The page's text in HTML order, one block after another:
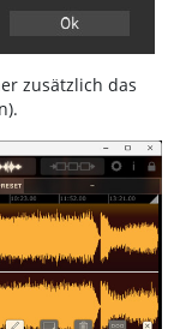
zusätzlich das